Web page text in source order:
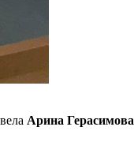
Арина Герасимова